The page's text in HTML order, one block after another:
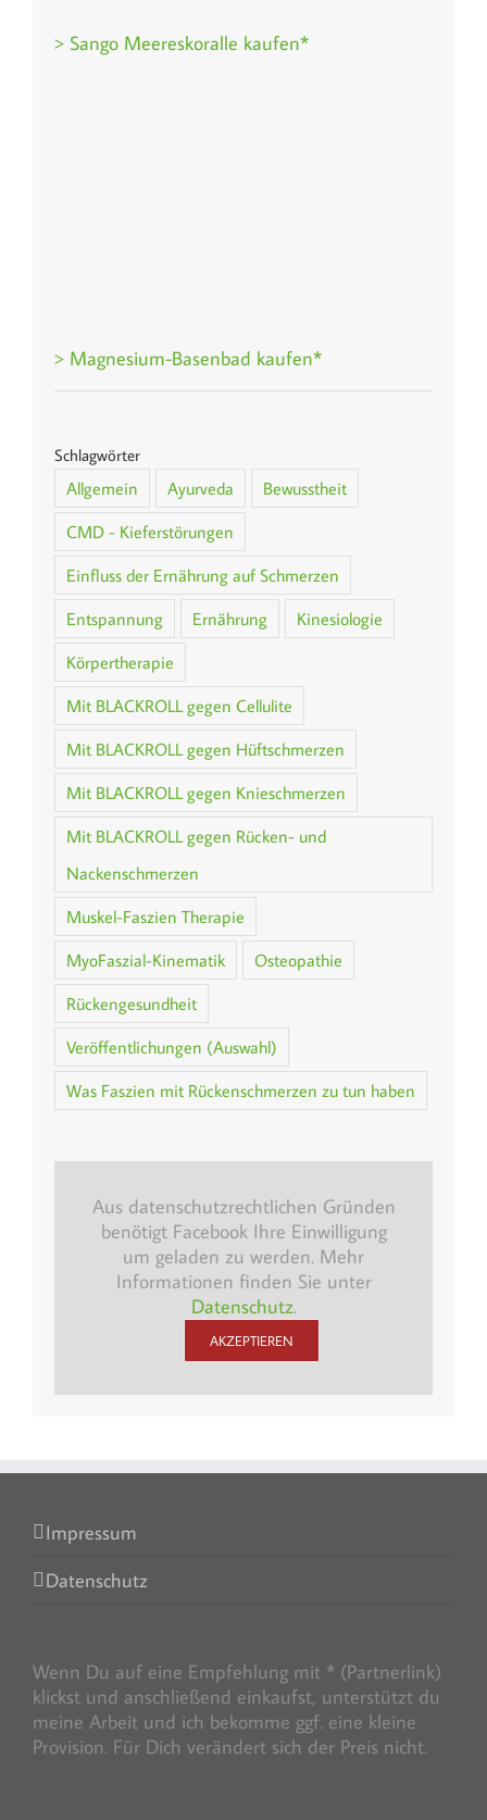
> Sango Meereskoralle kaufen*
> Magnesium-Basenbad kaufen*
Schlagwörter
Allgemein Ayurveda
Bewusstheit
CMD - Kieferstörungen
Einfluss der Ernährung auf Schmerzen
Entspannung
Ernährung
Kinesiologie
Körpertherapie
Mit BLACKROLL gegen Cellulite
Mit BLACKROLL gegen Hüftschmerzen
Mit BLACKROLL gegen Knieschmerzen
Mit BLACKROLL gegen Rücken- und
Nackenschmerzen
Muskel-Faszien Therapie
MyoFaszial-Kinematik
Osteopathie
Rückengesundheit
Veröffentlichungen (Auswahl)
Was Faszien mit Rückenschmerzen zu tun haben
Aus datenschutzrechtlichen Gründen
benötigt Facebook Ihre Einwilligung
um geladen zu werden. Mehr
Informationen finden Sie unter
Datenschutz.
AKZEPTIEREN
Impressum
Datenschutz
Wenn Du auf eine Empfehlung mit * (Partnerlink)
klickst und anschließend einkaufst, unterstützt du
meine Arbeit und ich bekomme ggf. eine kleine
Provision. Für Dich verändert sich der Preis nicht.